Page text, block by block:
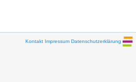
Kontakt Impressum Datenschutzerklärung